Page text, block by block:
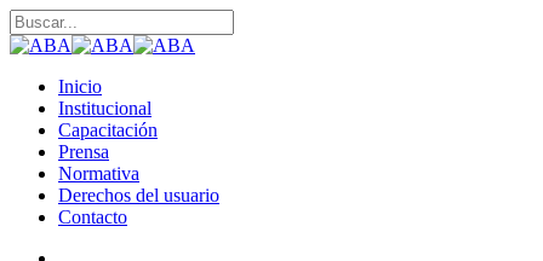
Skip
to
content
Close
search
Menu
Inicio
Institucional
Capacitación
Prensa
Normativa
Derechos del usuario
Contacto